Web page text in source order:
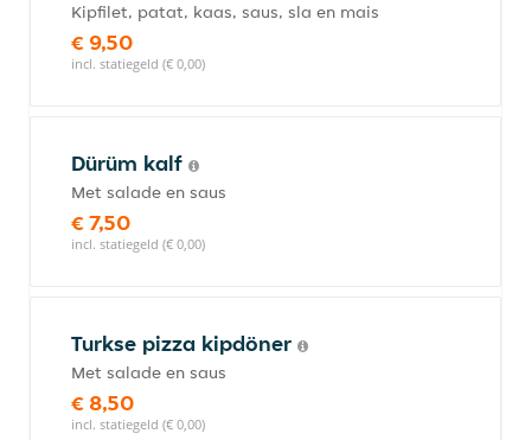
Kipfilet, patat, kaas, saus, sla en mais
€ 9,50
incl. statiegeld (€ 0,00)
Dürüm kalf
Met salade en saus
€ 7,50
incl. statiegeld (€ 0,00)
Turkse pizza kipdöner
Met salade en saus
€ 8,50
incl. statiegeld (€ 0,00)